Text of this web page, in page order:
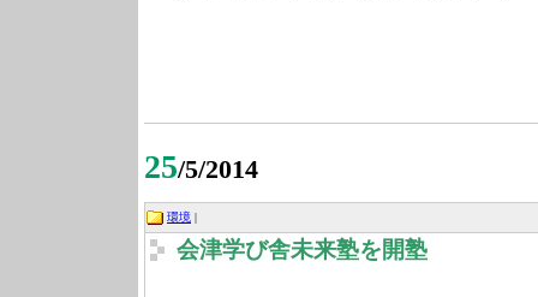
25/5/2014
環境 |
会津学び舎未来塾を開塾